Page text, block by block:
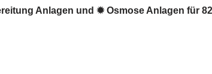
Anlagen und ✹ Osmose Anlagen für